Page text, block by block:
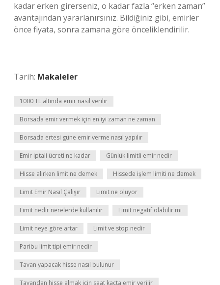
kadar erken girerseniz, o kadar fazla “erken zaman”
avantajından yararlanırsınız. Bildiğiniz gibi, emirler
önce fiyata, sonra zamana göre önceliklendirilir.
Tarih: Makaleler
1000 TL altında emir nasıl verilir
Borsada emir vermek için en iyi zaman ne zaman
Borsada ertesi güne emir verme nasıl yapılır
Emir iptali ücreti ne kadar Günlük limitli emir nedir
Hisse alırken limit ne demek Hissede işlem limiti ne demek
Limit Emir Nasıl Çalışır Limit ne oluyor
Limit nedir nerelerde kullanılır Limit negatif olabilir mi
Limit neye göre artar Limit ve stop nedir
Paribu limit tipi emir nedir
Tavan yapacak hisse nasıl bulunur
Tavandan hisse almak için saat kaçta emir verilir